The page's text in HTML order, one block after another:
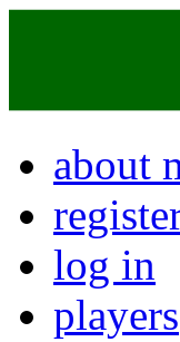
about
log in
players